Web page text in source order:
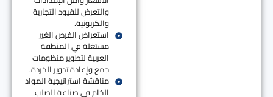
والتعرض للقيود التجارية
والكربونية.
استعراض الفرص الغير
مستغلة في المنطقة
العربية لتطوير منظومات
جمع وإعادة تدوير الخردة.
مناقشة استراتيجية المواد
الخام في صناعة الصلب